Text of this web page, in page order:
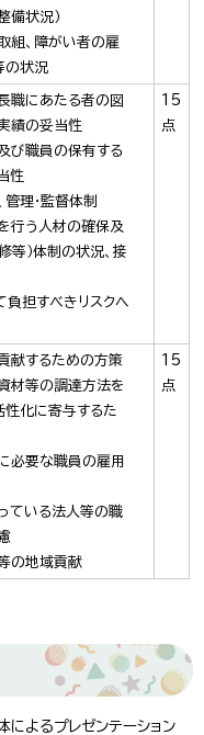
備状況）
組、障がい者の雇
の状況
職にあたる者の図
績の妥当性
び職員の保有する
性
理・監督体制
行う人材の確保及
等）体制の状況、接
担すべきリスクへ
15
点
献するための方策
材等の調達方法を
性化に寄与するた
必要な職員の雇用
ている法人等の職
の地域貢献
15
点
よるプレゼンテーション